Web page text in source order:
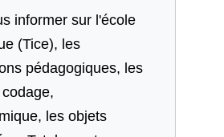
informer sur l'école
(Tice), les
pédagogiques, les
les objets